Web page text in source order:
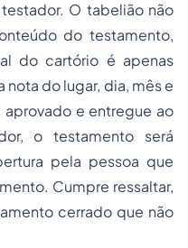
O tabelião não
do testamento,
do cartório é apenas
do lugar, dia, mês e
e entregue ao
o testamento será
pela pessoa que
Cumpre ressaltar,
cerrado que não